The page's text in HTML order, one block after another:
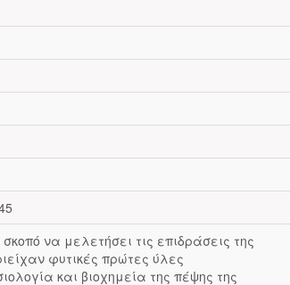
να μελετήσει τις επιδράσεις της
φυτικές πρώτες ύλες
και βιοχημεία της πέψης της